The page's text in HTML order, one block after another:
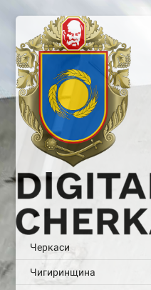
Черкаси
Чигиринщина